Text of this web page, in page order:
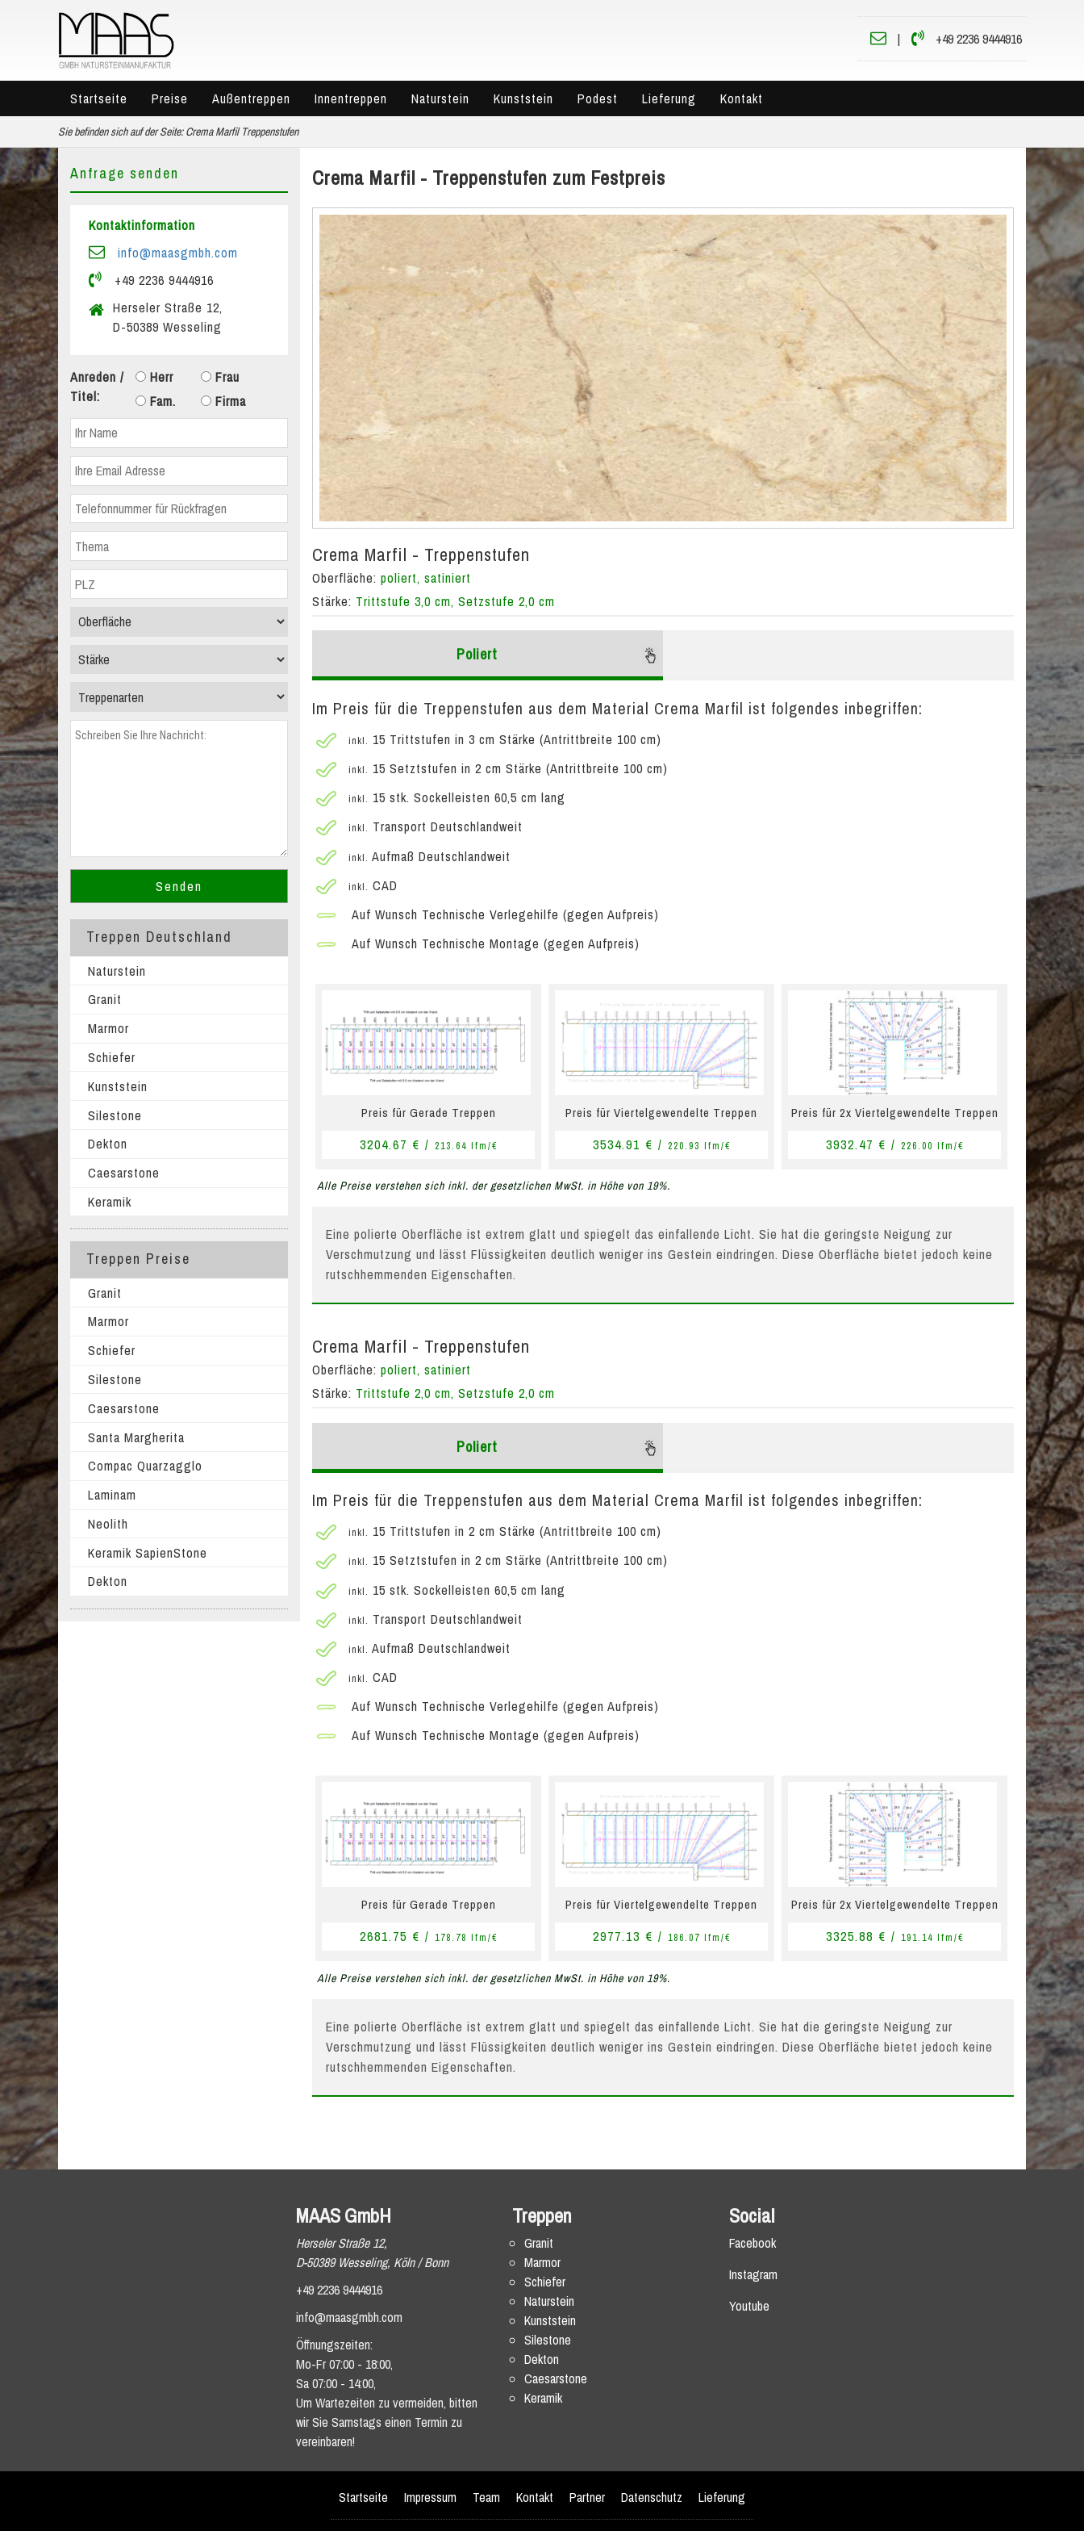
| +49 2236 9444916
Startseite Preise Außentreppen Innentreppen Naturstein Kunststein Podest Lieferung Kontakt
Sie befinden sich auf der Seite: Crema Marfil Treppenstufen
Crema Marfil - Treppenstufen zum Festpreis
Crema Marfil - Treppenstufen
Oberfläche: poliert, satiniert
Stärke: Trittstufe 3,0 cm, Setzstufe 2,0 cm
Poliert
Im Preis für die Treppenstufen aus dem Material Crema Marfil ist folgendes inbegriffen:
inkl. 15 Trittstufen in 3 cm Stärke (Antrittbreite 100 cm)
inkl. 15 Setztstufen in 2 cm Stärke (Antrittbreite 100 cm)
inkl. 15 stk. Sockelleisten 60,5 cm lang
inkl. Transport Deutschlandweit
inkl. Aufmaß Deutschlandweit
inkl. CAD
Auf Wunsch Technische Verlegehilfe (gegen Aufpreis)
Auf Wunsch Technische Montage (gegen Aufpreis)
Preis für Gerade Treppen
3204.67 € / 213.64 lfm/€
Preis für Viertelgewendelte Treppen
3534.91 € / 220.93 lfm/€
Preis für 2x Viertelgewendelte Treppen
3932.47 € / 226.00 lfm/€
Alle Preise verstehen sich inkl. der gesetzlichen MwSt. in Höhe von 19%.
Eine polierte Oberfläche ist extrem glatt und spiegelt das einfallende Licht. Sie hat die geringste Neigung zur
Verschmutzung und lässt Flüssigkeiten deutlich weniger ins Gestein eindringen. Diese Oberfläche bietet jedoch keine
rutschhemmenden Eigenschaften.
Crema Marfil - Treppenstufen
Oberfläche: poliert, satiniert
Stärke: Trittstufe 2,0 cm, Setzstufe 2,0 cm
Poliert
Im Preis für die Treppenstufen aus dem Material Crema Marfil ist folgendes inbegriffen:
inkl. 15 Trittstufen in 2 cm Stärke (Antrittbreite 100 cm)
inkl. 15 Setztstufen in 2 cm Stärke (Antrittbreite 100 cm)
inkl. 15 stk. Sockelleisten 60,5 cm lang
inkl. Transport Deutschlandweit
inkl. Aufmaß Deutschlandweit
inkl. CAD
Auf Wunsch Technische Verlegehilfe (gegen Aufpreis)
Auf Wunsch Technische Montage (gegen Aufpreis)
Preis für Gerade Treppen
2681.75 € / 178.78 lfm/€
Preis für Viertelgewendelte Treppen
2977.13 € / 186.07 lfm/€
Preis für 2x Viertelgewendelte Treppen
3325.88 € / 191.14 lfm/€
Alle Preise verstehen sich inkl. der gesetzlichen MwSt. in Höhe von 19%.
Eine polierte Oberfläche ist extrem glatt und spiegelt das einfallende Licht. Sie hat die geringste Neigung zur
Verschmutzung und lässt Flüssigkeiten deutlich weniger ins Gestein eindringen. Diese Oberfläche bietet jedoch keine
rutschhemmenden Eigenschaften.
Anfrage senden
Kontaktinformation
info@maasgmbh.com
+49 2236 9444916
Herseler Straße 12,
D-50389 Wesseling
Anreden /
Titel:
Herr
Frau
Fam.
Firma
Treppen Deutschland
Naturstein
Granit
Marmor
Schiefer
Kunststein
Silestone
Dekton
Caesarstone
Keramik
Treppen Preise
Granit
Marmor
Schiefer
Silestone
Caesarstone
Santa Margherita
Compac Quarzagglo
Laminam
Neolith
Keramik SapienStone
Dekton
MAAS GmbH
Herseler Straße 12,
D-50389 Wesseling, Köln / Bonn
+49 2236 9444916
info@maasgmbh.com
Öffnungszeiten:
Mo-Fr 07:00 - 18:00,
Sa 07:00 - 14:00,
Um Wartezeiten zu vermeiden, bitten
wir Sie Samstags einen Termin zu
vereinbaren!
Treppen
Granit
Marmor
Schiefer
Naturstein
Kunststein
Silestone
Dekton
Caesarstone
Keramik
Social
Facebook
Instagram
Youtube
Startseite Impressum Team Kontakt Partner Datenschutz Lieferung